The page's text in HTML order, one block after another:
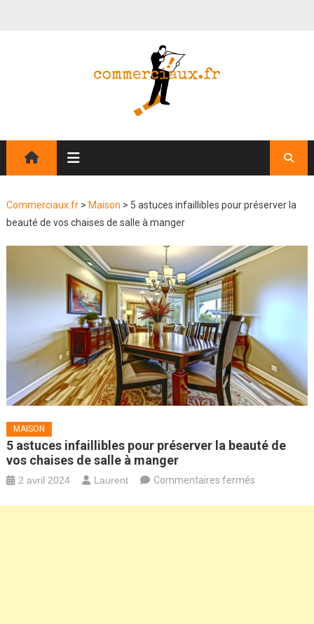
Commerciaux.fr> Maison > 5 astuces infaillibles pour préserver la
beauté de vos chaises de salle à manger
MAISON
5 astuces infaillibles pour préserver la beauté de
vos chaises de salle à manger
2 avril 2024 Laurent Commentaires ferméssur